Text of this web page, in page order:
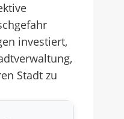
investiert,
Stadt zu